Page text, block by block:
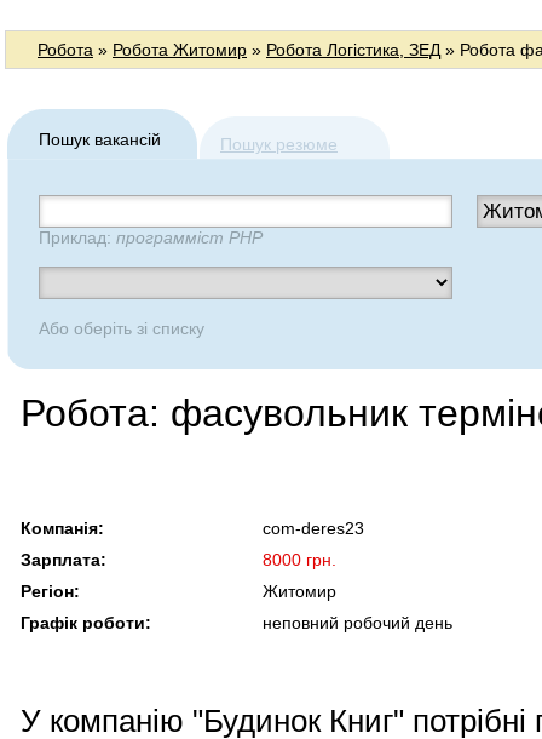
Робота » Робота Житомир » Робота Логістика, ЗЕД » Робота
Пошук вакансій Пошук резюме
Приклад: программіст PHP
Або оберіть зі списку
Робота: фасувольник
Компанія:
com-deres23
Зарплата:
8000 грн.
Регіон:
Житомир
Графік роботи:
неповний робочий день
У компанію "Будинок Книг" потрібні